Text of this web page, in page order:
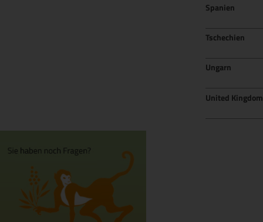
Spanien
Tschechien
Ungarn
United Kingdom